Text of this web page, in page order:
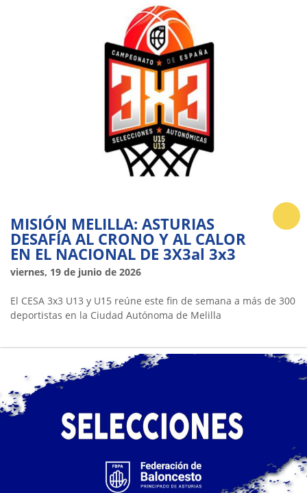
MISIÓN MELILLA: ASTURIAS
DESAFÍA AL CRONO Y AL CALOR
EN EL NACIONAL DE 3X3al 3x3
viernes, 19 de junio de 2026
El CESA 3x3 U13 y U15 reúne este fin de semana a más de 300
deportistas en la Ciudad Autónoma de Melilla